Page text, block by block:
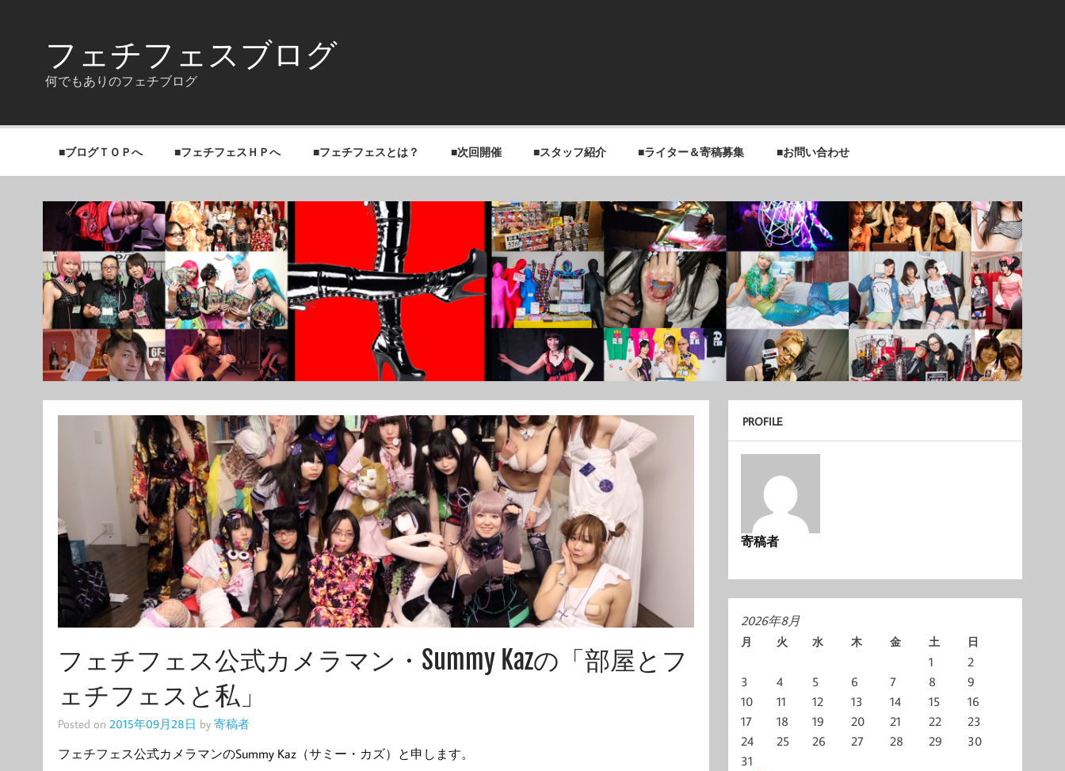
フェチフェスブログ
何でもありのフェチブログ
■ブログＴＯＰへ ■フェチフェスＨＰへ ■フェチフェスとは？ ■次回開催 ■スタッフ紹介 ■ライター＆寄稿募集 ■お問い合わせ
フェチフェス公式カメラマン・Summy Kazの「部屋とフ
ェチフェスと私」
Posted on 2015年09月28日 by 寄稿者
フェチフェス公式カメラマンのSummy Kaz（サミー・カズ）と申します。
PROFILE
寄稿者
2026年8月
月 火 水 木 金 土 日
1
2
3
4 5 6 7 8
9
10
11 12 13 14 15
16
17
18 19 20 21 22
23
24
25 26 27 28 29
30
31